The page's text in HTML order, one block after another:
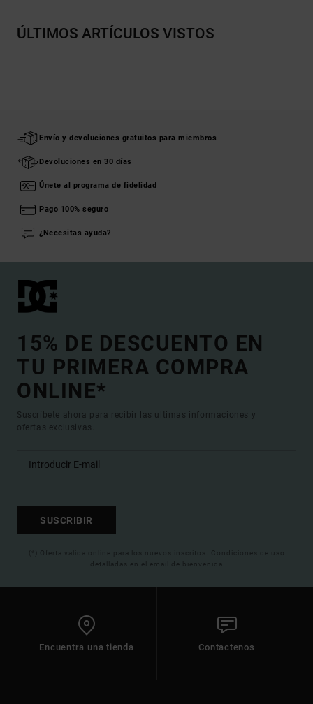
ÚLTIMOS ARTÍCULOS VISTOS
Envío y devoluciones gratuitos para miembros
Devoluciones en 30 días
Únete al programa de fidelidad
Pago 100% seguro
¿Necesitas ayuda?
15% DE DESCUENTO EN
TU PRIMERA COMPRA
ONLINE*
Suscríbete ahora para recibir las ultimas informaciones y
ofertas exclusivas.
SUSCRIBIR
(*) Oferta valida online para los nuevos inscritos. Condiciones de uso
detalladas en el email de bienvenida
Encuentra una tienda Contactenos